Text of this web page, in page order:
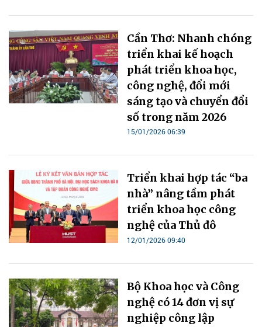
Cần Thơ: Nhanh chóng
triển khai kế hoạch
phát triển khoa học,
công nghệ, đổi mới
sáng tạo và chuyển đổi
số trong năm 2026
15/01/2026 06:39
Triển khai hợp tác “ba
nhà” nâng tầm phát
triển khoa học công
nghệ của Thủ đô
12/01/2026 09:40
Bộ Khoa học và Công
nghệ có 14 đơn vị sự
nghiệp công lập